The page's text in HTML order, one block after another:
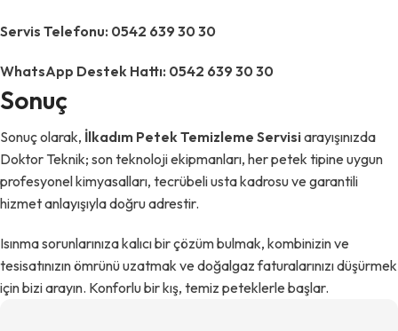
Servis Telefonu: 0542 639 30 30
WhatsApp Destek Hattı: 0542 639 30 30
Sonuç
Sonuç olarak, İlkadım Petek Temizleme Servisiarayışınızda
Doktor Teknik; son teknoloji ekipmanları, her petek tipine uygun
profesyonel kimyasalları, tecrübeli usta kadrosu ve garantili
hizmet anlayışıyla doğru adrestir.
Isınma sorunlarınıza kalıcı bir çözüm bulmak, kombinizin ve
tesisatınızın ömrünü uzatmak ve doğalgaz faturalarınızı düşürmek
için bizi arayın. Konforlu bir kış, temiz peteklerle başlar.